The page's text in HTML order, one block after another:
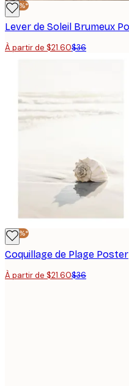
-40%*
À partir de $21.60$36
-40%*
Coquillage de Plage Poster
À partir de $21.60$36